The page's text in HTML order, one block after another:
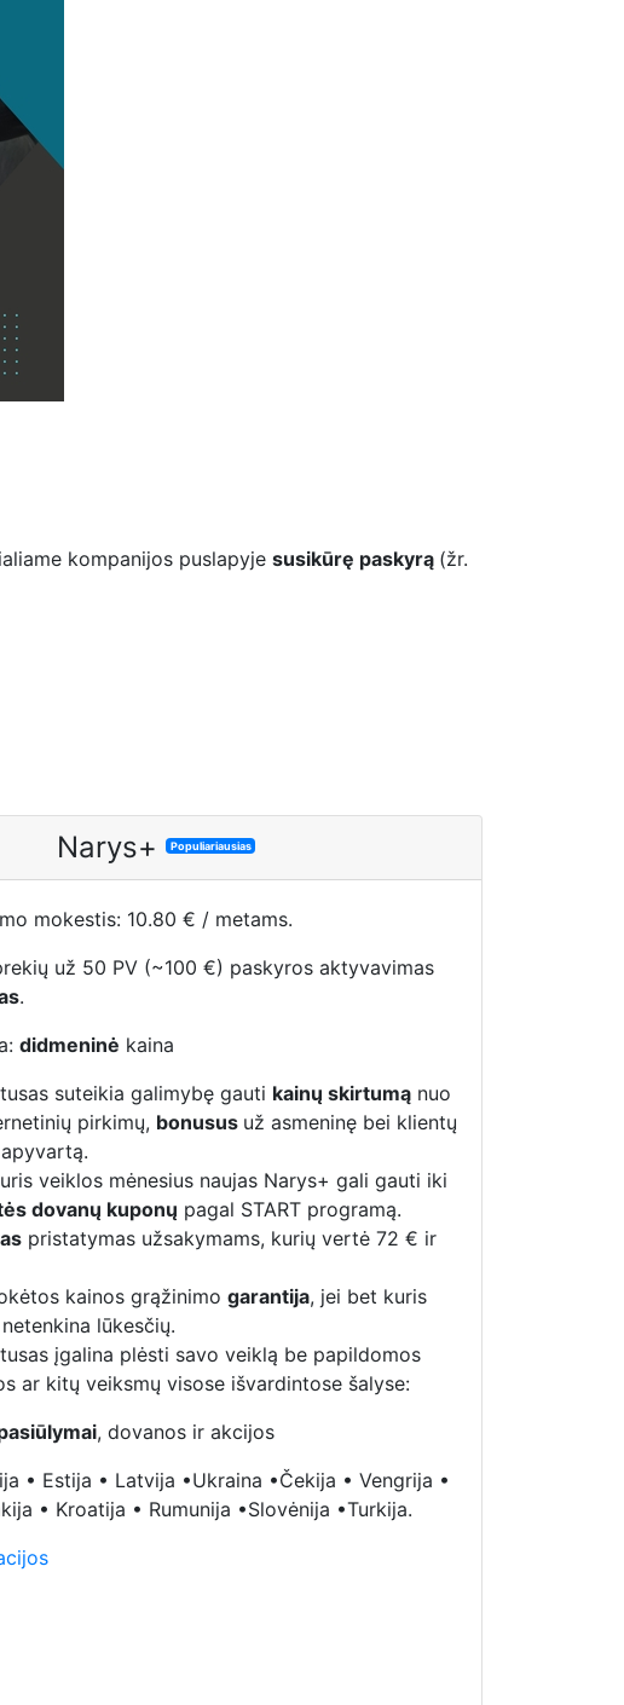
kompanijos puslapyje susikūrę paskyrą (žr.
Narys+ Populiariausias
mokestis: 10.80 € / metams.
už 50 PV (~100 €) paskyros aktyvavimas
.
didmeninė kaina
suteikia galimybę gauti kainų skirtumą nuo
pirkimų, bonusus už asmeninę bei klientų
veiklos mėnesius naujas Narys+ gali gauti iki
dovanų kuponų pagal START programą.
pristatymas užsakymams, kurių vertė 72 € ir
kainos grąžinimo garantija, jei bet kuris
lūkesčių.
įgalina plėsti savo veiklą be papildomos
ar kitų veiksmų visose išvardintose šalyse:
, dovanos ir akcijos
• Estija • Latvija •Ukraina •Čekija • Vengrija •
• Kroatija • Rumunija •Slovėnija •Turkija.